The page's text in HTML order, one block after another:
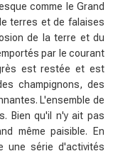
comme le Grand
terres et de falaises
de la terre et du
par le courant
est restée et est
champignons, des
L'ensemble de
Bien qu'il n'y ait pas
même paisible. En
une série d'activités